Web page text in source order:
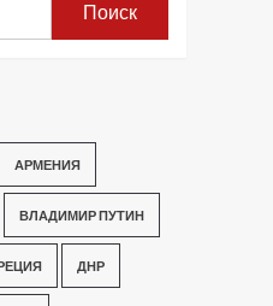
АРМЕНИЯ
ВЛАДИМИР ПУТИН
ДНР